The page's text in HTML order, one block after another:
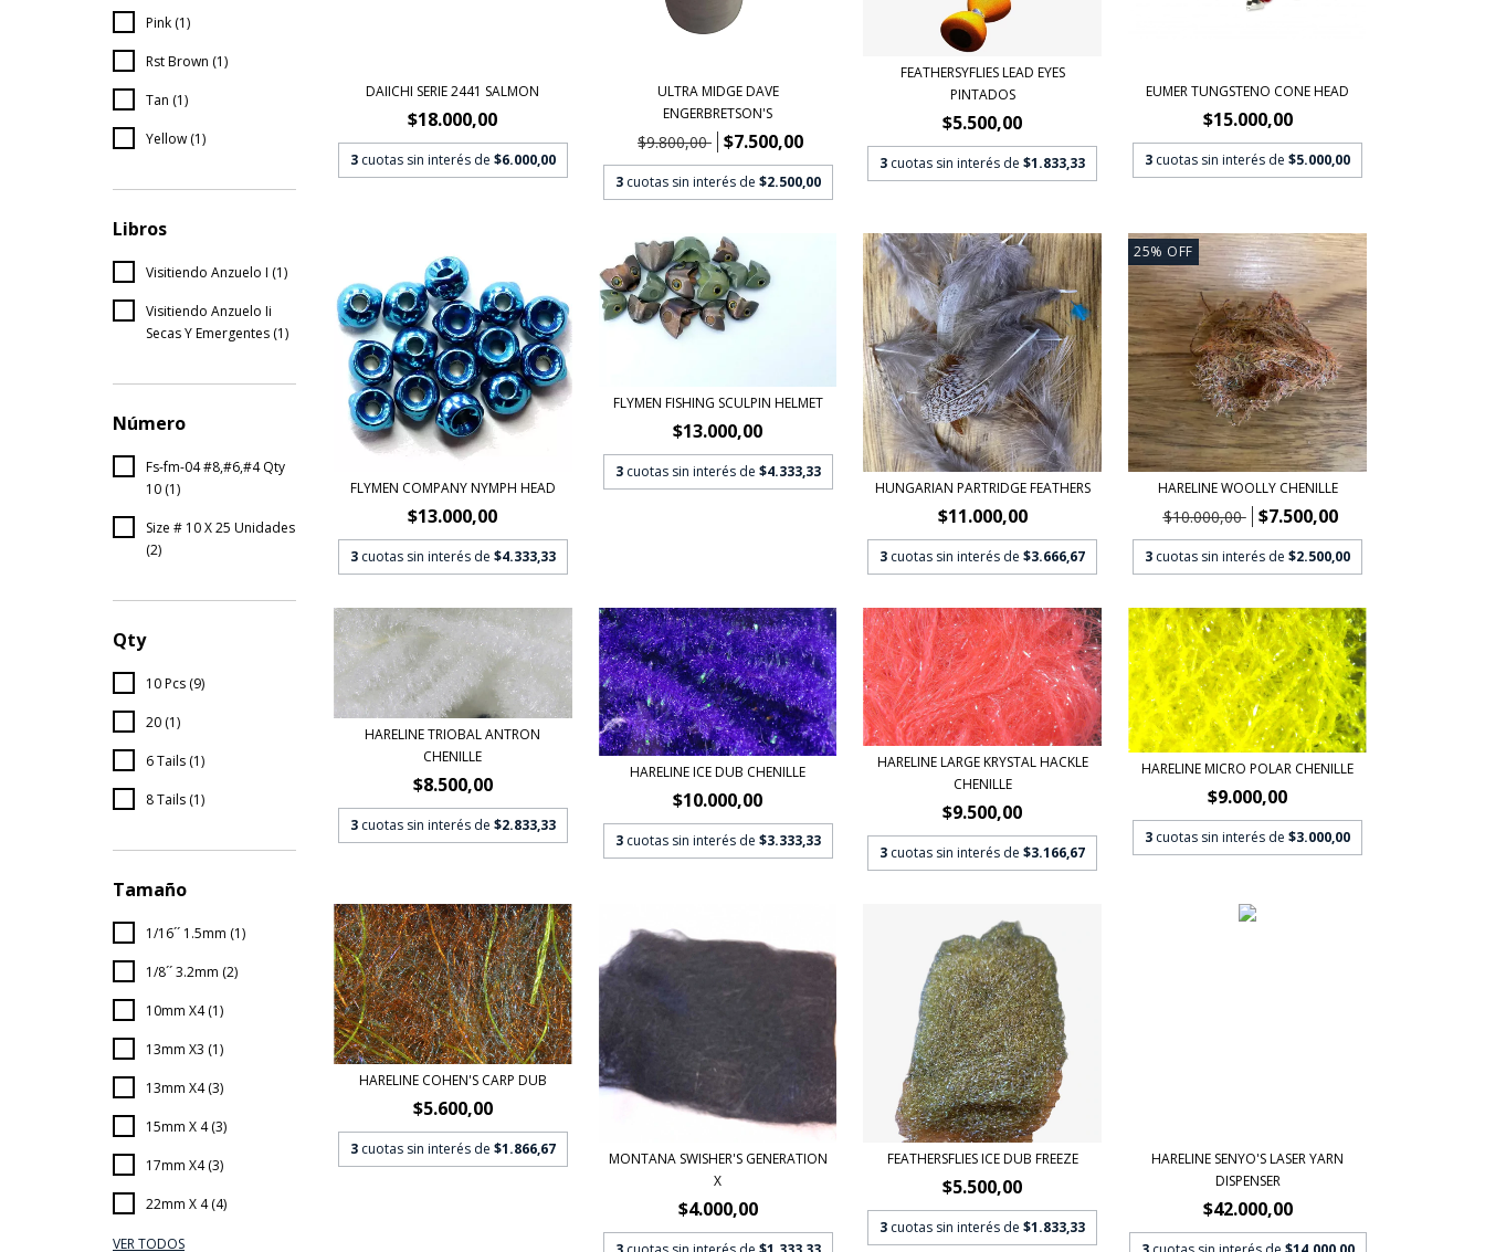
Pink (1)
Rst Brown (1)
Tan (1)
Yellow (1)
Libros
Visitiendo Anzuelo I (1)
Visitiendo Anzuelo Ii
Secas Y Emergentes (1)
Número
Fs-fm-04 #8,#6,#4 Qty
10 (1)
Size # 10 X 25 Unidades
(2)
Qty
10 Pcs (9)
20 (1)
6 Tails (1)
8 Tails (1)
Tamaño
1/16´´ 1.5mm (1)
1/8´´ 3.2mm (2)
10mm X4 (1)
13mm X3 (1)
13mm X4 (3)
15mm X 4 (3)
17mm X4 (3)
22mm X 4 (4)
VER TODOS
DAIICHI SERIE 2441 SALMON
$18.000,00
3 cuotas sin interés de $6.000,00
ULTRA MIDGE DAVE
ENGERBRETSON'S
$9.800,00 $7.500,00
3 cuotas sin interés de $2.500,00
FEATHERSYFLIES LEAD EYES
PINTADOS
$5.500,00
3 cuotas sin interés de$1.833,33
EUMER TUNGSTENO CONE HEAD
$15.000,00
3 cuotas sin interés de$5.000,00
FLYMEN COMPANY NYMPH HEAD
$13.000,00
3 cuotas sin interés de $4.333,33
FLYMEN FISHING SCULPIN HELMET
$13.000,00
3 cuotas sin interés de $4.333,33
HUNGARIAN PARTRIDGE FEATHERS
$11.000,00
3 cuotas sin interés de$3.666,67
25% OFF
HARELINE WOOLLY CHENILLE
$10.000,00 $7.500,00
3 cuotas sin interés de$2.500,00
HARELINE TRIOBAL ANTRON
CHENILLE
$8.500,00
3 cuotas sin interés de $2.833,33
HARELINE ICE DUB CHENILLE
$10.000,00
3 cuotas sin interés de $3.333,33
HARELINE LARGE KRYSTAL HACKLE
CHENILLE
$9.500,00
3 cuotas sin interés de$3.166,67
HARELINE MICRO POLAR CHENILLE
$9.000,00
3 cuotas sin interés de$3.000,00
HARELINE COHEN'S CARP DUB
$5.600,00
3 cuotas sin interés de $1.866,67
MONTANA SWISHER'S GENERATION
X
$4.000,00
FEATHERSFLIES ICE DUB FREEZE
$5.500,00
3 cuotas sin interés de$1.833,33
HARELINE SENYO'S LASER YARN
DISPENSER
$42.000,00